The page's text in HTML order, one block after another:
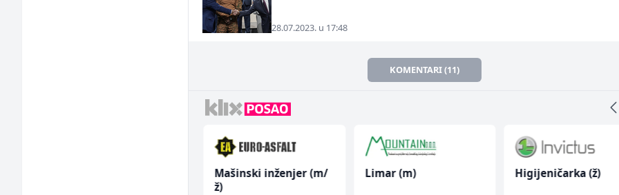
28.07.2023. u 17:48
KOMENTARI (11)
Mašinski inženjer (m/
ž)
Limar (m) Higijeničarka (ž)